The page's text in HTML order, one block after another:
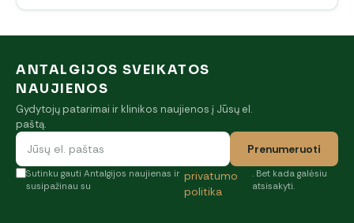
ANTALGIJOS SVEIKATOS
NAUJIENOS
Gydytojų patarimai ir klinikos naujienos į Jūsų el.
paštą.
Prenumeruoti
Sutinku gauti Antalgijos naujienas ir
susipažinau su
privatumo
politika
. Bet kada galėsiu
atsisakyti.